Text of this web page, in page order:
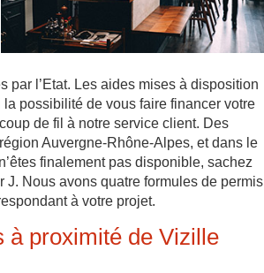
par l’Etat. Les aides mises à disposition
possibilité de vous faire financer votre
de fil à notre service client. Des
Auvergne-Rhône-Alpes, et dans le
finalement pas disponible, sachez
Nous avons quatre formules de permis
à votre projet.
à proximité de Vizille